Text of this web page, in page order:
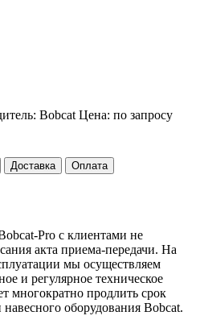
Bobcat Цена: по запросу
Доставка Оплата
Pro с клиентами не
акта приема-передачи. На
мы осуществляем
и регулярное техническое
многократно продлить срок
оборудования Bobcat.